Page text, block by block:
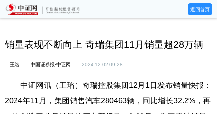
返回首页
销量表现不断向上 奇瑞集团11月销量超28万辆
王珞 中国证券报·中证网 2024-12-02 09:28
中证网讯（王珞）奇瑞控股集团12月1日发布销量快报：
2024年11月，集团销售汽车280463辆，同比增长32.2%，再